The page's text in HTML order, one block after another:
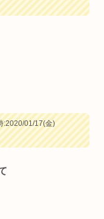
:2020/01/17(金)